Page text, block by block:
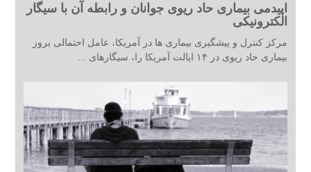
اپیدمی بیماری حاد ریوی جوانان و رابطه آن با سیگار
الکترونیکی
مرکز کنترل و پیشگیری بیماری ها در آمریکا، عامل احتمالی بروز
بیماری حاد ریوی در ۱۴ ایالت آمریکا را، سیگارهای ...